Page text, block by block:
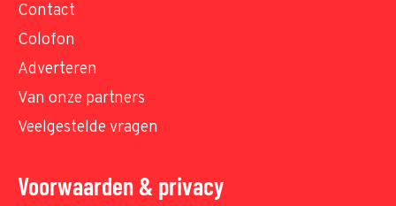
Contact
Colofon
Adverteren
Van onze partners
Veelgestelde vragen
Voorwaarden & privacy